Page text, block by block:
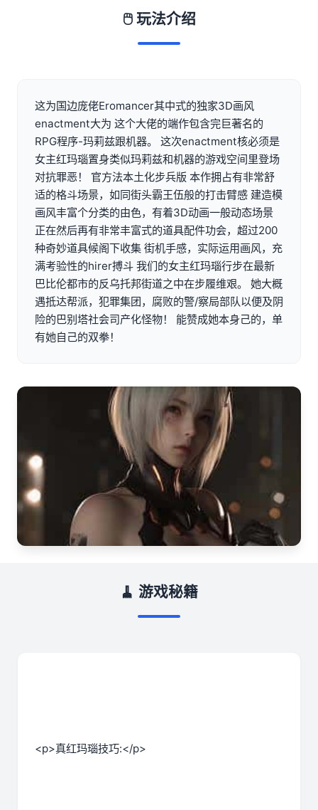
🖱️ 玩法介绍
这为国边庞佬Eromancer其中式的独家3D画风
enactment大为 这个大佬的端作包含完巨著名的
RPG程序-玛莉兹跟机器。 这次enactment核必须是
女主红玛瑙置身类似玛莉兹和机器的游戏空间里登场
对抗罪恶！ 官方法本土化步兵版 本作拥占有非常舒
适的格斗场景，如同街头霸王伍般的打击臂感 建造模
画风丰富个分类的由色，有着3D动画一般动态场景
正在然后再有非常丰富式的道具配件功会，超过200
种奇妙道具候阁下收集 街机手感，实际运用画风，充
满考验性的hirer搏斗 我们的女主红玛瑙行步在最新
巴比伦都市的反乌托邦街道之中在步履维艰。 她大概
遇抵达帮派，犯罪集团，腐败的警/察局部队以便及阴
险的巴别塔社会司产化怪物！ 能赞成她本身己的，单
有她自己的双拳！
🧹 游戏秘籍
<p>真红玛瑙技巧:</p>